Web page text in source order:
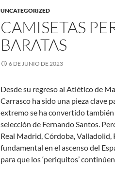
UNCATEGORIZED
CAMISETAS
BARATAS
6 DE JUNIO DE 2023
Desde su regreso al Atlético de
Carrasco ha sido una pieza clave
extremo se ha convertido también
selección de Fernando Santos.
Real Madrid, Córdoba, Valladolid,
fundamental en el ascenso del
para que los ‘periquitos’